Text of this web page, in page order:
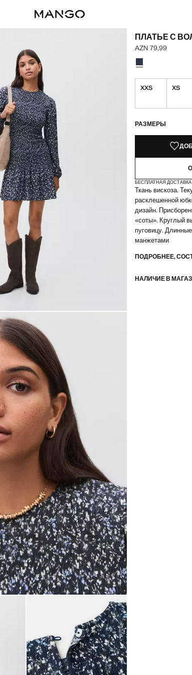
ПЛАТЬЕ С
Текущая цена
AZN 79,99
Выберите цвет
Выбранный цвет:
XXS XS
РАЗМЕРЫ
БЕСПЛАТНАЯ ДОСТАВКА
Ткань вискоза.
расклешенной
дизайн.
«соты». Круглый
пуговицу.
манжетами
ПОДРОБНЕЕ,
НАЛИЧИЕ В